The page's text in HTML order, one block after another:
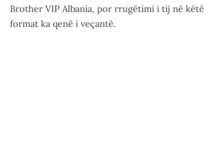
Brother VIP Albania, por rrugëtimi i tij në këtë
format ka qenë i veçantë.